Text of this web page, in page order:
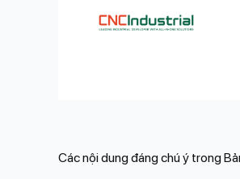
Các nội dung đáng chú ý trong